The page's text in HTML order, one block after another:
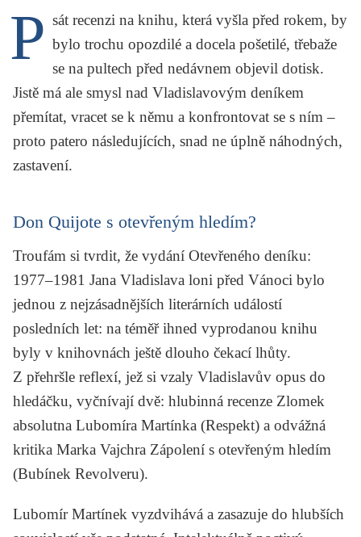
SLOUPEK
P sát recenzi na knihu, která vyšla před rokem, by
bylo trochu opozdilé a docela pošetilé, třebaže
se na pultech před nedávnem objevil dotisk.
Jistě má ale smysl nad Vladislavovým deníkem
přemítat, vracet se k němu a konfrontovat se s ním –
proto patero následujících, snad ne úplně náhodných,
zastavení.
Don Quijote s otevřeným hledím?
Troufám si tvrdit, že vydání Otevřeného deníku:
1977–1981 Jana Vladislava loni před Vánoci bylo
jednou z nejzásadnějších literárních událostí
posledních let: na téměř ihned vyprodanou knihu
byly v knihovnách ještě dlouho čekací lhůty.
Z přehršle reflexí, jež si vzaly Vladislavův opus do
hledáčku, vyčnívají dvě: hlubinná recenze Zlomek
absolutna Lubomíra Martínka (Respekt) a odvážná
kritika Marka Vajchra Zápolení s otevřeným hledím
(Bubínek Revolveru).
Lubomír Martínek vyzdvihává a zasazuje do hlubších